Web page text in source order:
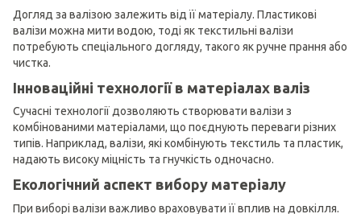
Догляд за валізою залежить від її матеріалу. Пластикові
валізи можна мити водою, тоді як текстильні валізи
потребують спеціального догляду, такого як ручне прання або
чистка.
Інноваційні технології в матеріалах валіз
Сучасні технології дозволяють створювати валізи з
комбінованими матеріалами, що поєднують переваги різних
типів. Наприклад, валізи, які комбінують текстиль та пластик,
надають високу міцність та гнучкість одночасно.
Екологічний аспект вибору матеріалу
При виборі валізи важливо враховувати її вплив на довкілля.